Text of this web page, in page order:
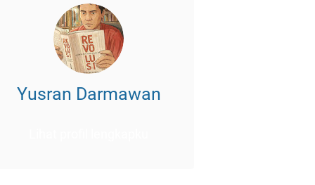
Yusran Darmawan